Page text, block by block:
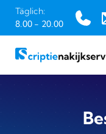
Zum
Täglich:
8.00 - 20.00